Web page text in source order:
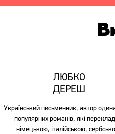
ЛЮБКО
ДЕРЕШ
Український письменник, автор
популярних романів, які
німецькою, італійською,